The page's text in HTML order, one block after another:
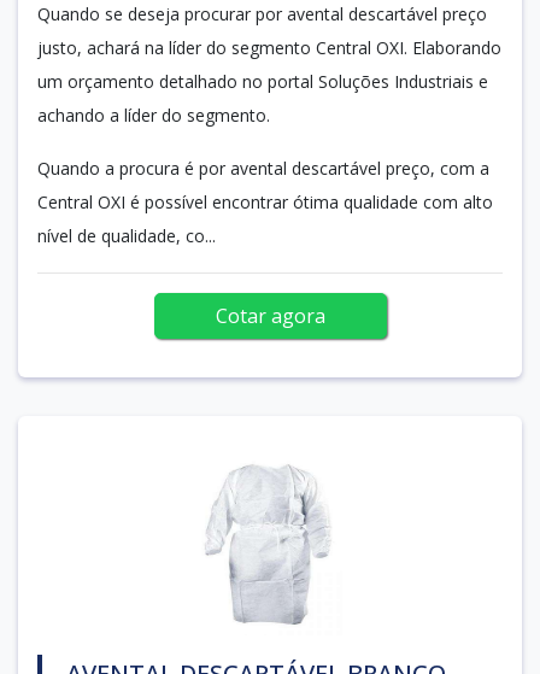
Quando se deseja procurar por avental descartável preço
justo, achará na líder do segmento Central OXI. Elaborando
um orçamento detalhado no portal Soluções Industriais e
achando a líder do segmento.
Quando a procura é por avental descartável preço, com a
Central OXI é possível encontrar ótima qualidade com alto
nível de qualidade, co...
Cotar agora